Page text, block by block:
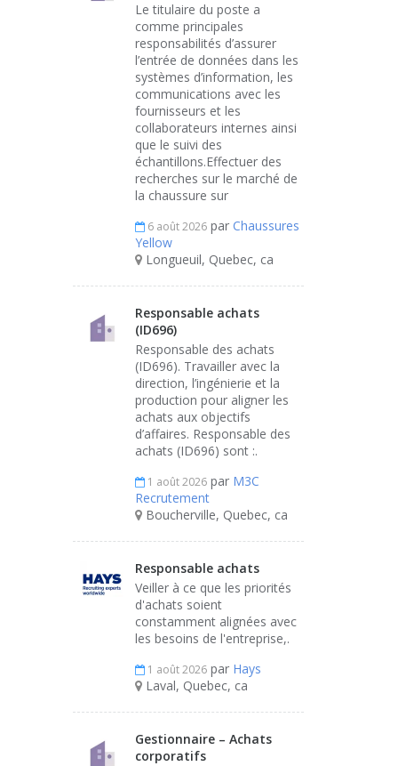
Le titulaire du poste a
comme principales
responsabilités d’assurer
l’entrée de données dans les
systèmes d’information, les
communications avec les
fournisseurs et les
collaborateurs internes ainsi
que le suivi des
échantillons.Effectuer des
recherches sur le marché de
la chaussure sur
6 août 2026 par Chaussures
Yellow
Longueuil, Quebec, ca
Responsable achats
(ID696)
Responsable des achats
(ID696). Travailler avec la
direction, l’ingénierie et la
production pour aligner les
achats aux objectifs
d’affaires. Responsable des
achats (ID696) sont :.
1 août 2026 par M3C
Recrutement
Boucherville, Quebec, ca
Responsable achats
Veiller à ce que les priorités
d'achats soient
constamment alignées avec
les besoins de l'entreprise,.
1 août 2026 par Hays
Laval, Quebec, ca
Gestionnaire – Achats
corporatifs